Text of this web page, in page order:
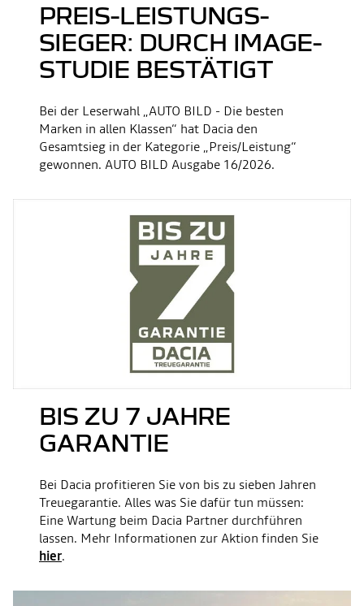
PREIS-LEISTUNGS-
SIEGER: DURCH IMAGE-
STUDIE BESTÄTIGT
Bei der Leserwahl „AUTO BILD - Die besten
Marken in allen Klassen“ hat Dacia den
Gesamtsieg in der Kategorie „Preis/Leistung“
gewonnen. AUTO BILD Ausgabe 16/2026.
BIS ZU 7 JAHRE
GARANTIE
Bei Dacia profitieren Sie von bis zu sieben Jahren
Treuegarantie. Alles was Sie dafür tun müssen:
Eine Wartung beim Dacia Partner durchführen
lassen. Mehr Informationen zur Aktion finden Sie
hier.